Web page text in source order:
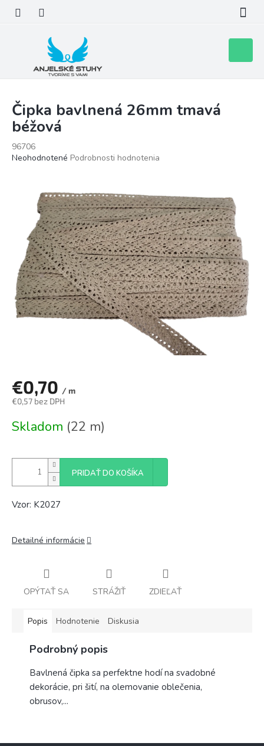
obsah
košík
Čipka bavlnená 26mm tmavá
béžová
96706
Priemerné
hviezdičiek.
Neohodnotené Podrobnosti hodnotenia
€0,70 / m
€0,57 bez DPH
cena:
Skladom (22 m)
PRIDAŤ DO KOŠÍKA
Vzor: K2027
Detailné informácie
OPÝTAŤ SA STRÁŽIŤ ZDIEĽAŤ
Popis Hodnotenie Diskusia
Podrobný popis
Bavlnená čipka sa perfektne hodí na svadobné
dekorácie, pri šití, na olemovanie oblečenia,
obrusov,...